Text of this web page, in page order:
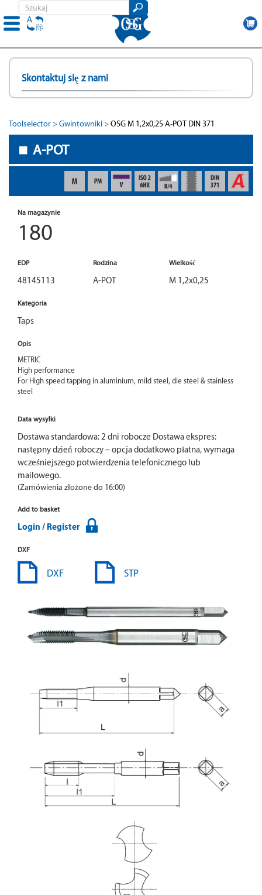
Skontaktuj się z nami
Toolselector Gwintowniki OSG M 1,2x0,25 A-POT DIN 371
A-POT
Na magazynie
180
EDP
48145113
Rodzina
A-POT
Wielkość
M 1,2x0,25
Kategoria
Taps
Opis
METRIC
High performance
For High speed tapping in aluminium, mild steel, die steel & stainless
steel
Data wysyłki
Dostawa standardowa: 2 dni robocze Dostawa ekspres:
następny dzień roboczy – opcja dodatkowo płatna, wymaga
wcześniejszego potwierdzenia telefonicznego lub
mailowego.
(Zamówienia złożone do 16:00)
Add to basket
Login / Register
DXF
DXF STP